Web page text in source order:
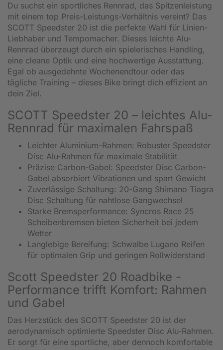
Du suchst ein sportliches Rennrad, das Spitzenleistung
mit einem top Preis-Leistungs-Verhältnis vereint? Das
SCOTT Speedster 20 ist die perfekte Wahl für Linien-
Liebhaber und Tempomacher. Dieses leichte Alu-
Rennrad überzeugt durch ein spielerisches Handling,
eine cleane Optik und eine hochwertige Ausstattung.
Egal ob ausgedehnte Wochenendtour oder das
tägliche Training – dieses Bike bringt dich effizient an
dein Ziel.
SCOTT Speedster 20 – leichtes Alu-
Rennrad für maximalen Fahrspaß
Leichter Aluminium-Rahmen: Robuster Speedster
Disc Alu-Rahmen für maximale Stabilität
Präzise Carbon-Gabel: Speedster Disc Carbon-
Gabel absorbiert Vibrationen und spart Gewicht
Zuverlässige Schaltung: 20-Gang Shimano Tiagra
Disc Schaltung für nahtlose Gangwechsel
Starke Bremsperformance: Syncros Race 25
Scheibenbremsen bieten Sicherheit bei jedem
Wetter
Langlebige Bereifung: Schwalbe Lugano Reifen
für optimalen Grip und geringen Rollwiderstand
Scott Speedster 20 Roadbike -
Performance trifft Komfort: Rahmen
und Gabel
Das Herzstück des SCOTT Speedster 20 ist der
aerodynamisch optimierte Speedster Disc Alu-Rahmen.
Er sorgt für eine sportliche, aber dennoch komfortable